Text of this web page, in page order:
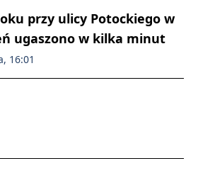
przy ulicy Potockiego w
ugaszono w kilka minut
16:01